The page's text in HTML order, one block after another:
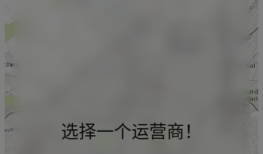
选择一个运营商！